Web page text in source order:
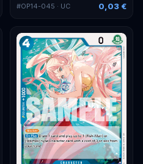
#OP14-045 · UC 0,03 €